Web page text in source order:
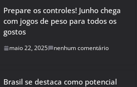
Prepare os controles! Junho chega
com jogos de peso para todos os
gostos
maio 22, 2025 nenhum comentário
Brasil se destaca como potencial